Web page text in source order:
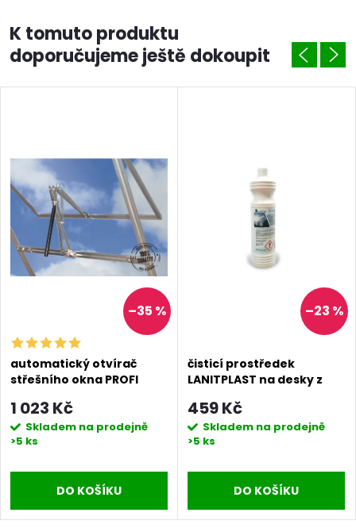
K tomuto produktu
doporučujeme ještě dokoupit
–35 %
automatický otvírač
střešního okna PROFI
1 023 Kč
Skladem na prodejně
>5 ks
DO KOŠÍKU
–23 %
čisticí prostředek
LANITPLAST na desky z
459 Kč
Skladem na prodejně
>5 ks
DO KOŠÍKU